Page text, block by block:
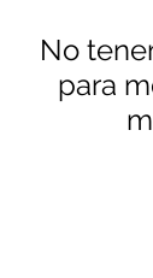
No
para